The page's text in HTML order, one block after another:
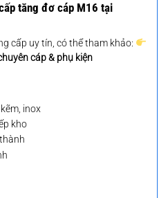
tăng đơ cáp M16tại
cấp uy tín, có thể tham khảo:
cáp & phụ kiện
inox
kho